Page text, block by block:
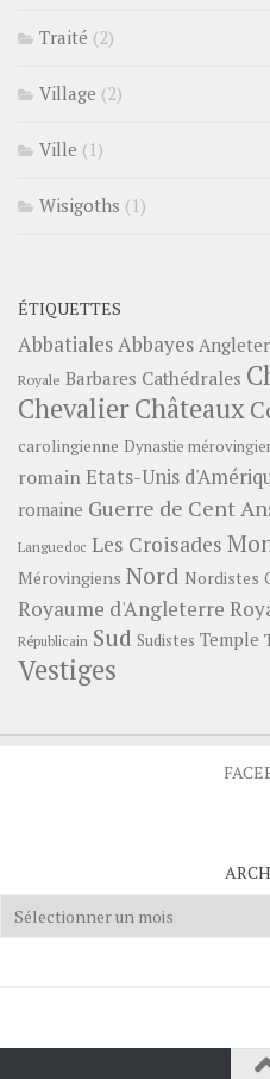
Traité (2)
Village (2)
Ville (1)
Wisigoths (1)
ÉTIQUETTES
AbbatialesAbbayes
Royale Barbares Cathédrales
ChevalierChâteaux
carolingienne Dynastie
romainEtats-Unis
romaine Guerre de Cent
Languedoc Les Croisades
Mérovingiens Nord Nordistes
Royaume d'Angleterre
Républicain Sud Sudistes Temple
Vestiges
Archives